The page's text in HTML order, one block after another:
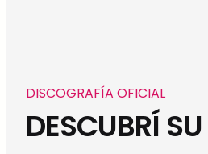
DISCOGRAFÍA OFICIAL
DESCUBRÍ